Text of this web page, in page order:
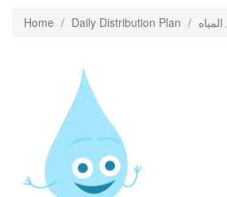
Home Daily Distribution Plan